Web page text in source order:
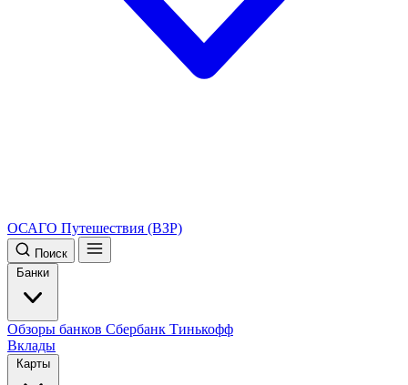
ОСАГО Путешествия (ВЗР)
Поиск
Банки
Обзоры банков Сбербанк Тинькофф
Вклады
Карты